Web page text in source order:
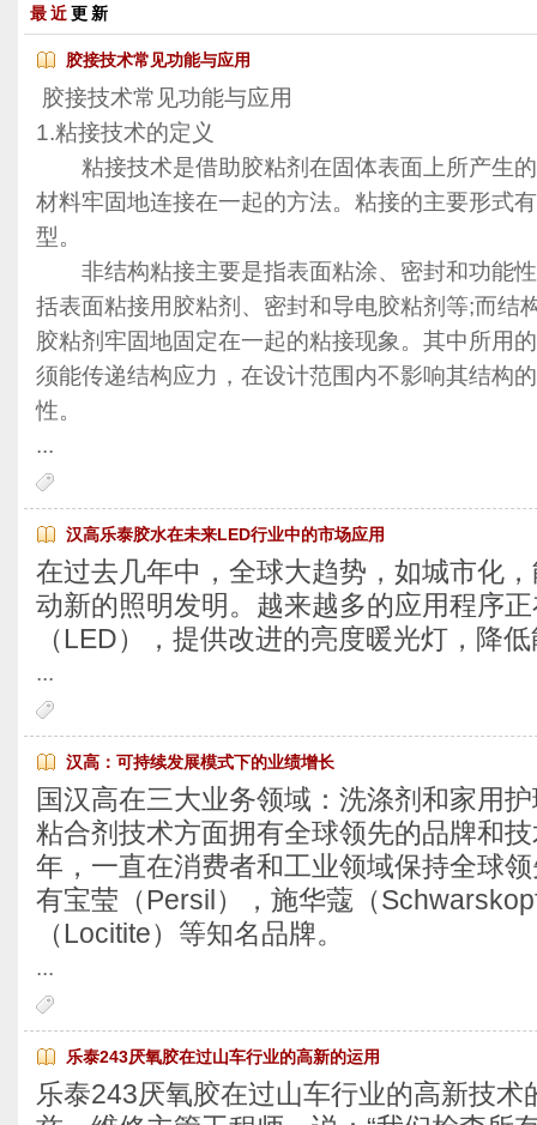
最近更新
胶接技术常见功能与应用
胶接技术常见功能与应用
1.粘接技术的定义
粘接技术是借助胶粘剂在固体表面上所产生的
材料牢固地连接在一起的方法。粘接的主要形式
型。
非结构粘接主要是指表面粘涂、密封和功能性
括表面粘接用胶粘剂、密封和导电胶粘剂等;而结
胶粘剂牢固地固定在一起的粘接现象。其中所用
须能传递结构应力，在设计范围内不影响其结构
性。
...
汉高乐泰胶水在未来LED行业中的市场应用
在过去几年中，全球大趋势，如城市化
动新的照明发明。越来越多的应用程序
（LED），提供改进的亮度暖光灯，降
...
汉高：可持续发展模式下的业绩增长
国汉高在三大业务领域：洗涤剂和家用
粘合剂技术方面拥有全球领先的品牌和
年，一直在消费者和工业领域保持全球
有宝莹（Persil），施华蔻（
（Locitite）等知名品牌。
...
乐泰243厌氧胶在过山车行业的高新的运用
乐泰243厌氧胶在过山车行业的高新技术